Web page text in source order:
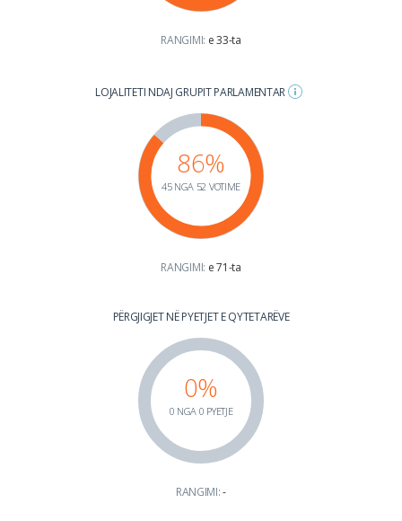
RANGIMI: e 33-ta
LOJALITETI NDAJ GRUPIT PARLAMENTAR
86%
45 NGA 52 VOTIME
RANGIMI: e 71-ta
PËRGJIGJET NË PYETJET E QYTETARËVE
0%
0 NGA 0 PYETJE
RANGIMI:-